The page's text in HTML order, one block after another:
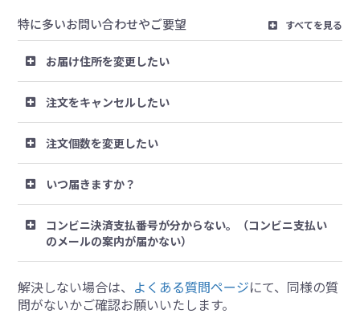
特に多いお問い合わせやご要望 すべてを見る
お届け住所を変更したい
注文をキャンセルしたい
注文個数を変更したい
いつ届きますか？
コンビニ決済支払番号が分からない。（コンビニ支払い
のメールの案内が届かない）
解決しない場合は、 よくある質問ページにて、同様の質
問がないかご確認お願いいたします。